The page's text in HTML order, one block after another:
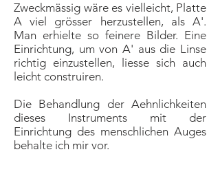
Zweckmässig wäre es vielleicht, Platte
A viel grösser herzustellen, als A'.
Man erhielte so feinere Bilder. Eine
Einrichtung, um von A' aus die Linse
richtig einzustellen, liesse sich auch
leicht construiren.
Die Behandlung der Aehnlichkeiten
dieses Instruments mit der
Einrichtung des menschlichen Auges
behalte ich mir vor.